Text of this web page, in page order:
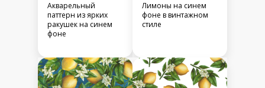
Акварельный
паттерн из ярких
ракушек на синем
фоне
Лимоны на синем
фоне в винтажном
стиле